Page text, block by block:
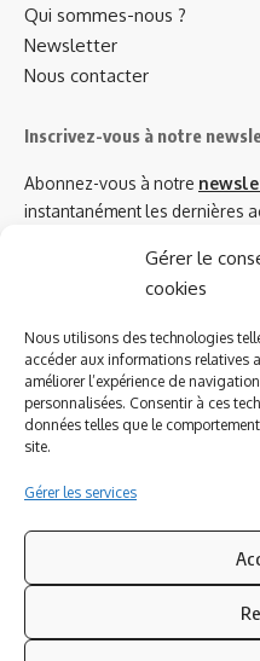
Gérer le
cookies
Nous utilisons des technologies
accéder aux informations relatives
améliorer l’expérience de
personnalisées. Consentir à ces
données telles que le
site.
Gérer les services
Qui sommes-nous ?
Newsletter
Nous contacter
Inscrivez-vous à notre
Abonnez-vous à notre
instantanément les dernières
Azinat.com TV soutient